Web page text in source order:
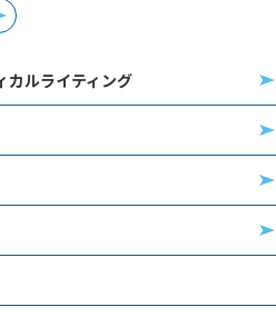
カルライティング